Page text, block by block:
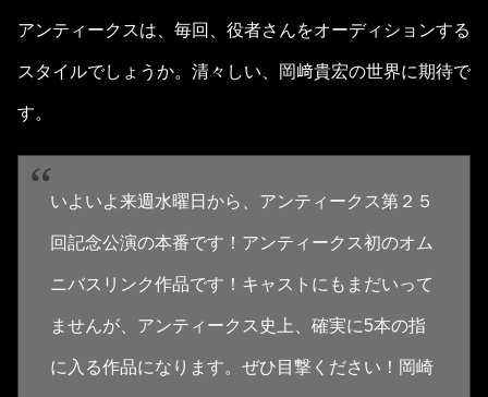
アンティークスは、毎回、役者さんをオーディションする
スタイルでしょうか。清々しい、岡﨑貴宏の世界に期待で
す。
いよいよ来週水曜日から、アンティークス第２５
回記念公演の本番です！アンティークス初のオム
ニバスリンク作品です！キャストにもまだいって
ませんが、アンティークス史上、確実に5本の指
に入る作品になります。ぜひ目撃ください！岡崎